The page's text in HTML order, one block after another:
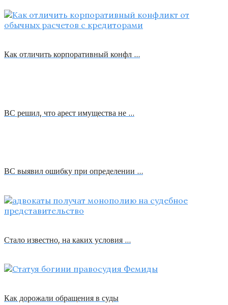
Как отличить корпоративный конфл …
ВС решил, что арест имущества не …
ВС выявил ошибку при определении …
Стало известно, на каких условия …
Как дорожали обращения в суды